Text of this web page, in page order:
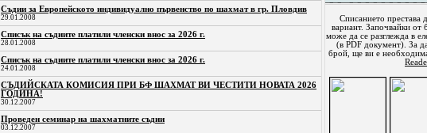
Съдии за Европейското индивидуално първенство по шахмат в гр. Пловдив
29.01.2008
Списък на съдиите платили членски внос за 2026 г.
28.01.2008
Списък на съдиите платили членски внос за 2026 г.
24.01.2008
СЪДИЙСКАТА КОМИСИЯ ПРИ БФ ШАХМАТ ВИ ЧЕСТИТИ НОВАТА 2026
ГОДИНА!
30.12.2007
Проведен семинар на шахматните съдии
03.12.2007
Списанието престава
вариант. Започвайки от
може да се разглежда в
(в PDF документ). За
брой, ще ви е